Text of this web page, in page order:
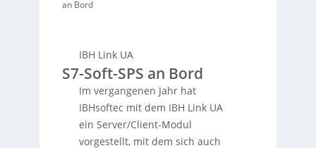
an Bord
IBH Link UA
S7-Soft-SPS an Bord
Im vergangenen Jahr hat
IBHsoftec mit dem IBH Link UA
ein Server/Client-Modul
vorgestellt, mit dem sich auch